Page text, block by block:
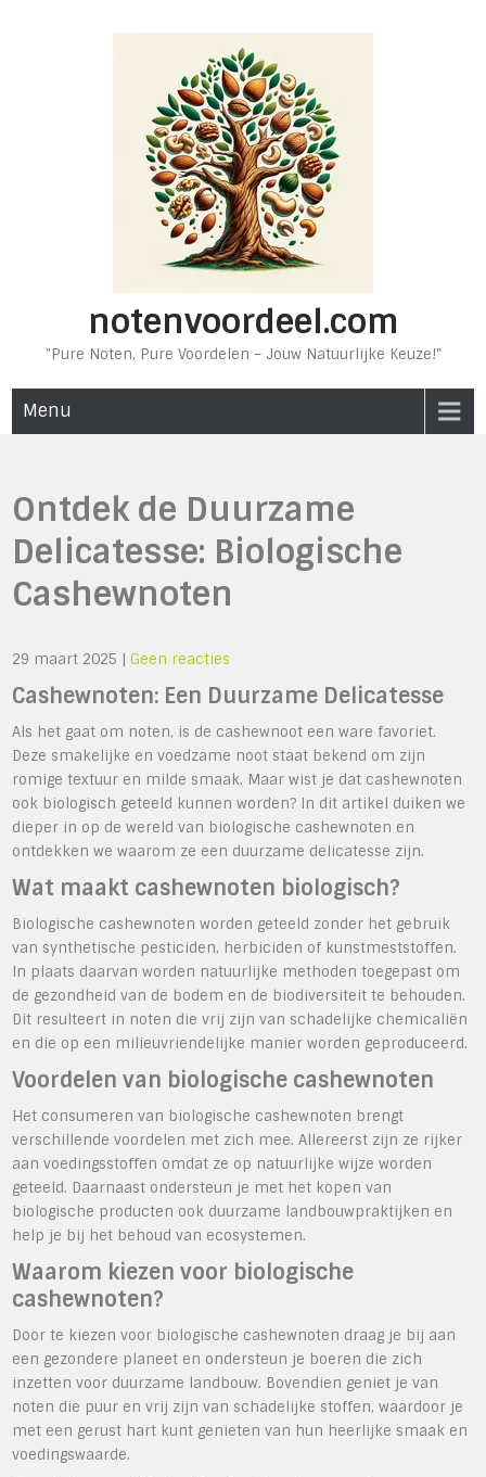
notenvoordeel.com
"Pure Noten, Pure Voordelen – Jouw Natuurlijke Keuze!"
Menu
Ontdek de Duurzame
Delicatesse: Biologische
Cashewnoten
29 maart 2025 |Geen reacties
Cashewnoten: Een Duurzame Delicatesse
Als het gaat om noten, is de cashewnoot een ware favoriet.
Deze smakelijke en voedzame noot staat bekend om zijn
romige textuur en milde smaak. Maar wist je dat cashewnoten
ook biologisch geteeld kunnen worden? In dit artikel duiken we
dieper in op de wereld van biologische cashewnoten en
ontdekken we waarom ze een duurzame delicatesse zijn.
Wat maakt cashewnoten biologisch?
Biologische cashewnoten worden geteeld zonder het gebruik
van synthetische pesticiden, herbiciden of kunstmeststoffen.
In plaats daarvan worden natuurlijke methoden toegepast om
de gezondheid van de bodem en de biodiversiteit te behouden.
Dit resulteert in noten die vrij zijn van schadelijke chemicaliën
en die op een milieuvriendelijke manier worden geproduceerd.
Voordelen van biologische cashewnoten
Het consumeren van biologische cashewnoten brengt
verschillende voordelen met zich mee. Allereerst zijn ze rijker
aan voedingsstoffen omdat ze op natuurlijke wijze worden
geteeld. Daarnaast ondersteun je met het kopen van
biologische producten ook duurzame landbouwpraktijken en
help je bij het behoud van ecosystemen.
Waarom kiezen voor biologische
cashewnoten?
Door te kiezen voor biologische cashewnoten draag je bij aan
een gezondere planeet en ondersteun je boeren die zich
inzetten voor duurzame landbouw. Bovendien geniet je van
noten die puur en vrij zijn van schadelijke stoffen, waardoor je
met een gerust hart kunt genieten van hun heerlijke smaak en
voedingswaarde.